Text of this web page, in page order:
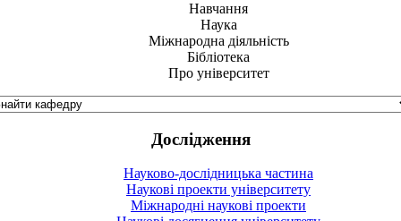
Навчання
Наука
Міжнародна діяльність
Бібліотека
Про університет
Дослідження
Науково-дослідницька частина
Наукові проекти університету
Міжнародні наукові проекти